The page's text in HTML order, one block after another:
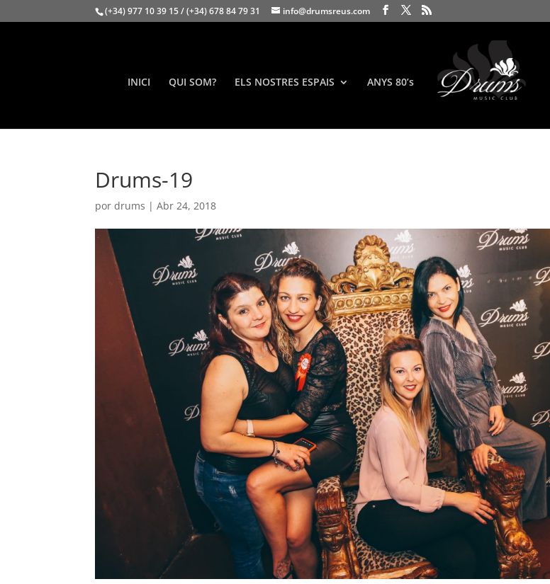
(+34) 977 10 39 15 / (+34) 678 84 79 31 info@drumsreus.com
INICI QUI SOM? ELS NOSTRES ESPAIS ANYS 80’s
Drums-19
pordrums |Abr 24, 2018